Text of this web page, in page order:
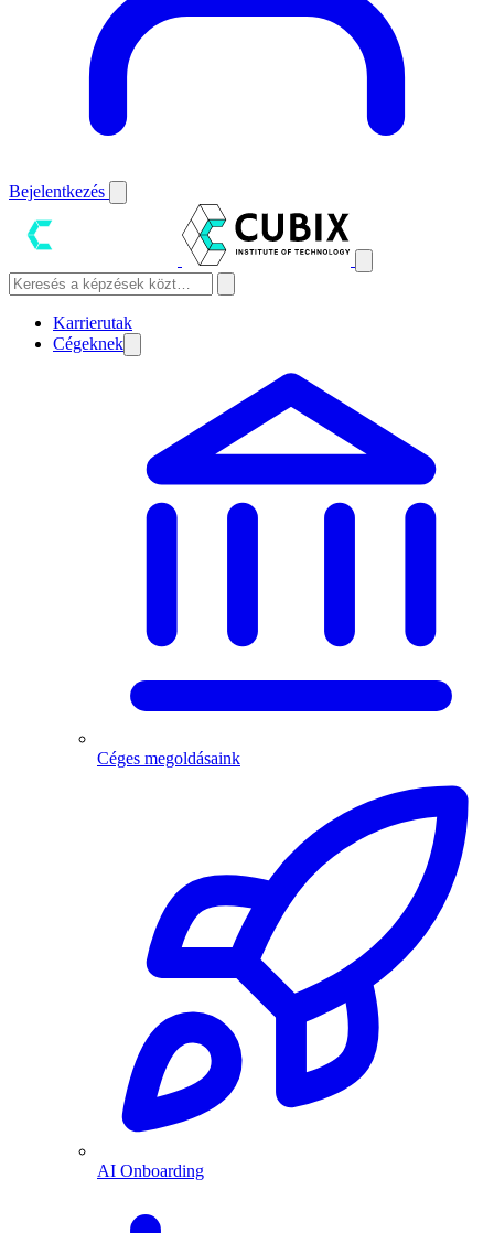
Bejelentkezés
Karrierutak
Cégeknek
Céges megoldásaink
AI Onboarding